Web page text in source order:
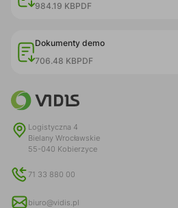
984.19 KBPDF
Dokumenty demo
706.48 KBPDF
Logistyczna 4
Bielany Wrocławskie
55-040 Kobierzyce
71 33 880 00
biuro@vidis.pl